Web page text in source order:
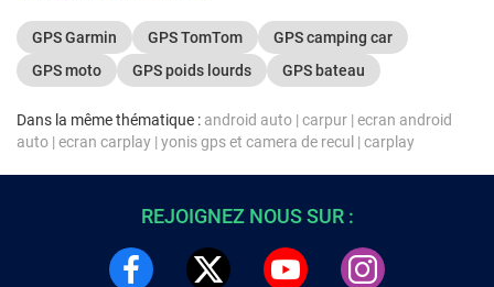
GPS Garmin GPS TomTom
GPS camping car
GPS moto
GPS poids lourds GPS bateau
Dans la même thématique : android auto | carpur | ecran android
auto | ecran carplay | yonis gps et camera de recul | carplay
REJOIGNEZ NOUS SUR :